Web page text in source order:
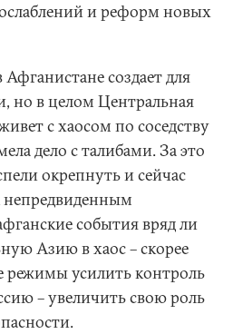
и реформ новых
создает для
но в целом Центральная
с хаосом по соседству
дело с талибами. За это
окрепнуть и сейчас
непредвиденным
события вряд ли
Азию в хаос – скорее
режимы усилить контроль
– увеличить свою роль